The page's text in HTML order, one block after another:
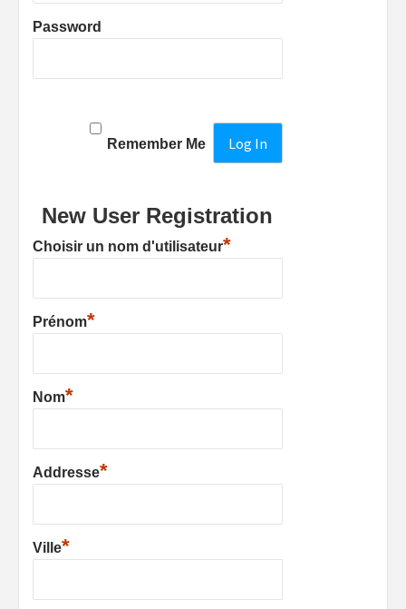
Password
Remember Me
New User Registration
Choisir un nom d'utilisateur*
Prénom*
Nom*
Addresse*
Ville*